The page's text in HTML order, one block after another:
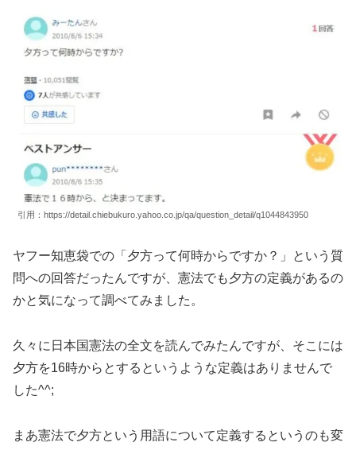
引用：https://detail.chiebukuro.yahoo.co.jp/qa/question_detail/q1044843950
ヤフー知恵袋での「夕方って何時からですか？」という質
問への回答だったんですが、憲法でも夕方の定義があるの
かと気になって調べてみました。
久々に日本国憲法の全文を読んでみたんですが、そこには
夕方を16時からとするというような定義はありませんで
した^^;
まあ憲法で夕方という用語について定義するというのも変